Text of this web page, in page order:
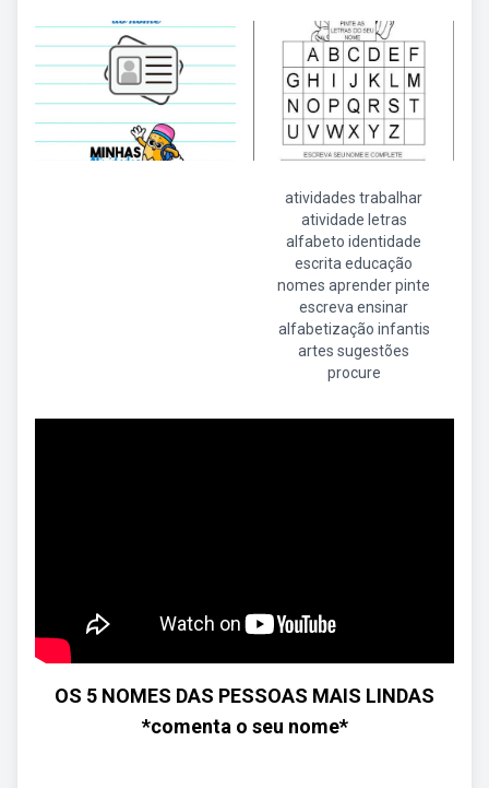
atividades trabalhar
atividade letras
alfabeto identidade
escrita educação
nomes aprender pinte
escreva ensinar
alfabetização infantis
artes sugestões
procure
OS 5 NOMES DAS PESSOAS MAIS LINDAS
*comenta o seu nome*